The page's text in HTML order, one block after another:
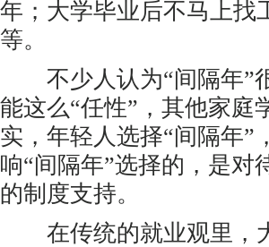
年；大学毕业后不马上找
等。
不少人认为“间隔年”
能这么“任性”，其他家庭
实，年轻人选择“间隔年”
响“间隔年”选择的，是对
的制度支持。
在传统的就业观里，